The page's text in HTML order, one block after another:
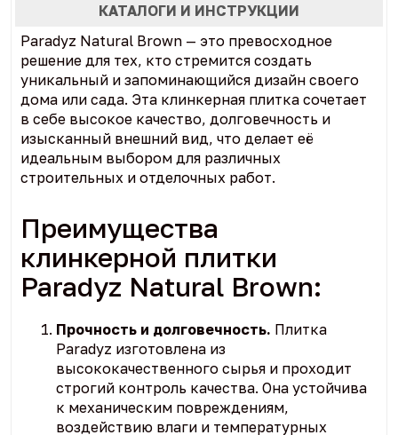
КАТАЛОГИ И ИНСТРУКЦИИ
Paradyz Natural Brown — это превосходное
решение для тех, кто стремится создать
уникальный и запоминающийся дизайн своего
дома или сада. Эта клинкерная плитка сочетает
в себе высокое качество, долговечность и
изысканный внешний вид, что делает её
идеальным выбором для различных
строительных и отделочных работ.
Преимущества
клинкерной плитки
Paradyz Natural Brown:
Прочность и долговечность. Плитка
Paradyz изготовлена из
высококачественного сырья и проходит
строгий контроль качества. Она устойчива
к механическим повреждениям,
воздействию влаги и температурных